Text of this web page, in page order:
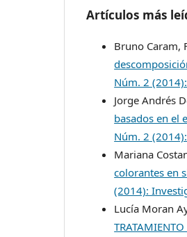
Artículos más
Bruno Caram,
Núm. 2
Jorge Andrés
basados en el
Núm. 2
Mariana
colorantes en
(2014):
Lucía Moran